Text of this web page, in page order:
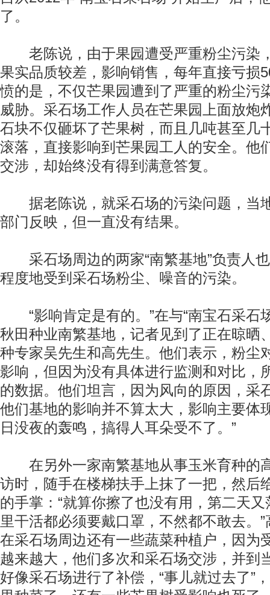
了。
老陈说，由于果园遭受严重粉尘污染
果实品质较差，影响销售，每年直接亏损
愤的是，不仅芒果园遭到了严重的粉尘污
威胁。采石场工作人员在芒果园上面放炮
石块不仅砸坏了芒果树，而且几吨甚至几
滚落，直接影响到芒果园工人的安全。他
交涉，却始终没有得到满意答复。
据老陈说，就采石场的污染问题，当
部门反映，但一直没有结果。
采石场周边的两家“南繁基地”负责人
程度地受到采石场粉尘、噪音的污染。
“影响肯定是有的。”在与“南宝石采石
秋田种业南繁基地，记者见到了正在晾晒
种专家吴先生和高先生。他们表示，粉尘
影响，但因为没有具体进行监测和对比，
的数据。他们坦言，因为风向的原因，采
他们基地的影响并不算太大，影响主要体
日没夜的轰鸣，搞得人耳朵受不了。”
在另外一家南繁基地从事玉米育种的
访时，随手在楼梯扶手上抹了一把，然后
的手掌：“就算你擦了也没有用，第二天
里干活都必须要戴口罩，不然都不敢去。
在采石场周边还有一些蔬菜种植户，因为
越来越大，他们多次和采石场交涉，并到
好像采石场进行了补偿，“事儿就过去了”